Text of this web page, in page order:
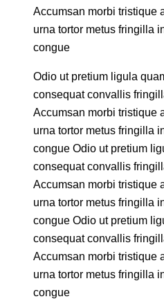
Accumsan morbi tristique
urna tortor metus fringilla
congue
Odio ut pretium ligula
consequat convallis
Accumsan morbi tristique
urna tortor metus fringilla
congue Odio ut pretium
consequat convallis
Accumsan morbi tristique
urna tortor metus fringilla
congue Odio ut pretium
consequat convallis
Accumsan morbi tristique
urna tortor metus fringilla
congue